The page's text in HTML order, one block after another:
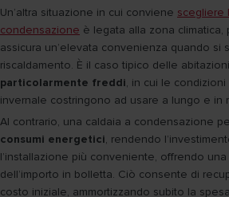
Un’altra situazione in cui conviene scegliere
condensazione è legata alla zona
assicura un’elevata convenienza quando si
riscaldamento. È il caso tipico delle
particolarmente freddi, in cui le
invernale costringono ad usare a lungo e in
Al contrario, una caldaia a condensazione
consumi energetici, rendendo
l’installazione più conveniente, offrendo
dell’importo in bolletta. Ciò consente di
costo iniziale, ammortizzando subito la